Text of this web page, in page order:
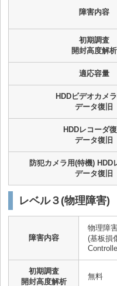
障害内容
初期調査
開封高度解析
適応容量
HDDビデオカメ
データ復旧
HDDレコーダ
データ復旧
防犯カメラ用(特機) HDD
データ復旧
レベル３(物理障害)
障害内容
物理障
(基板損
初期調査
開封高度解析
無料